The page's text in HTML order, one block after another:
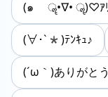
(๑ ॣ•∇• ॣ)♡ｱﾘ
(∀･`*)ﾃﾝｷｭ♪
(´ω｀)ありがとう